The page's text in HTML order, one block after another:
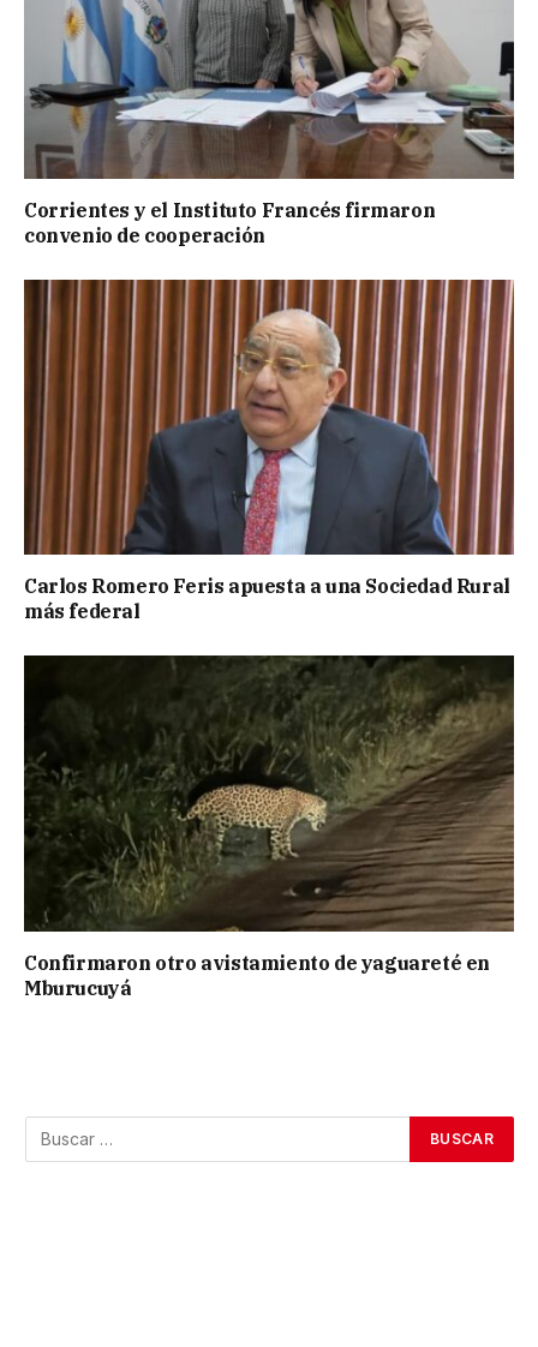
Corrientes y el Instituto Francés firmaron
convenio de cooperación
Carlos Romero Feris apuesta a una Sociedad Rural
más federal
Confirmaron otro avistamiento de yaguareté en
Mburucuyá